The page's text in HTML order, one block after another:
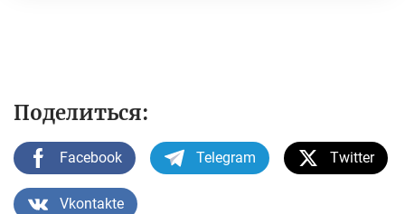
Поделиться:
Facebook Telegram Twitter
Vkontakte